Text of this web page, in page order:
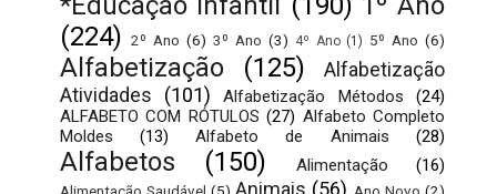
(224) 2º Ano (6) 3º Ano (3) 4º Ano (1) 5º Ano (6)
Alfabetização (125)
Alfabetização
Atividades
(101) Alfabetização Métodos
(24)
ALFABETO COM RÓTULOS (27) Alfabeto Completo
Moldes
(13) Alfabeto de Animais (28)
Alfabetos (150) Alimentação (16)
Alimentação Saudável (5) Animais (56) Ano Novo (2)